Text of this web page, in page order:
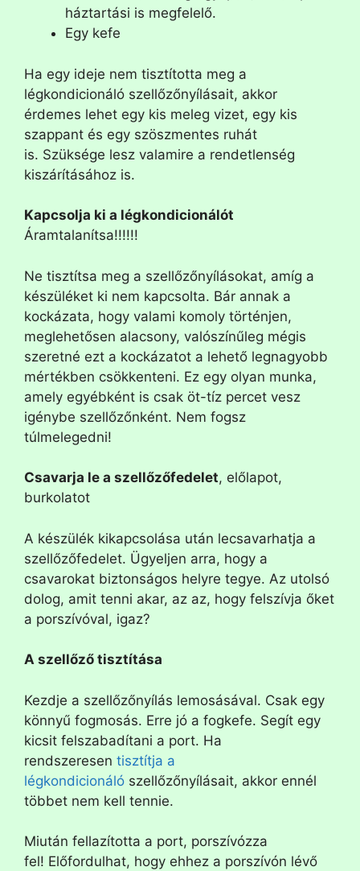
háztartási is megfelelő.
Egy kefe
Ha egy ideje nem tisztította meg a
légkondicionáló szellőzőnyílásait, akkor
érdemes lehet egy kis meleg vizet, egy kis
szappant és egy szöszmentes ruhát
is. Szüksége lesz valamire a rendetlenség
kiszárításához is.
Kapcsolja ki a légkondicionálót
Áramtalanítsa!!!!!!
Ne tisztítsa meg a szellőzőnyílásokat, amíg a
készüléket ki nem kapcsolta. Bár annak a
kockázata, hogy valami komoly történjen,
meglehetősen alacsony, valószínűleg mégis
szeretné ezt a kockázatot a lehető legnagyobb
mértékben csökkenteni. Ez egy olyan munka,
amely egyébként is csak öt-tíz percet vesz
igénybe szellőzőnként. Nem fogsz
túlmelegedni!
Csavarja le a szellőzőfedelet, előlapot,
burkolatot
A készülék kikapcsolása után lecsavarhatja a
szellőzőfedelet. Ügyeljen arra, hogy a
csavarokat biztonságos helyre tegye. Az utolsó
dolog, amit tenni akar, az az, hogy felszívja őket
a porszívóval, igaz?
A szellőző tisztítása
Kezdje a szellőzőnyílás lemosásával. Csak egy
könnyű fogmosás. Erre jó a fogkefe. Segít egy
kicsit felszabadítani a port. Ha
rendszeresen tisztítja a
légkondicionáló szellőzőnyílásait, akkor ennél
többet nem kell tennie.
Miután fellazította a port, porszívózza
fel! Előfordulhat, hogy ehhez a porszívón lévő